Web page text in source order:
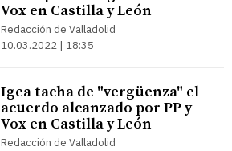
Vox en Castilla y León
Redacción de Valladolid
10.03.2022 | 18:35
Igea tacha de "vergüenza" el
acuerdo alcanzado por PP y
Vox en Castilla y León
Redacción de Valladolid